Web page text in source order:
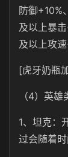
防御+10%
及以上暴
及以上攻速
[虎牙奶瓶
（4）英雄
1、坦克：
过会随着时